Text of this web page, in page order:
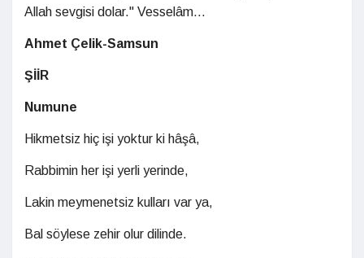
Allah sevgisi dolar." Vesselâm...
Ahmet Çelik-Samsun
ŞİİR
Numune
Hikmetsiz hiç işi yoktur ki hâşâ,
Rabbimin her işi yerli yerinde,
Lakin meymenetsiz kulları var ya,
Bal söylese zehir olur dilinde.